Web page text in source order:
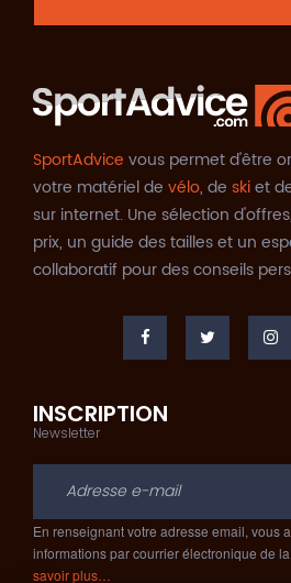
SportAdvice vous permet d'être
votre matériel de vélo, de skiet
sur internet. Une sélection
prix, un guide des tailles et un
collaboratif pour des conseils
INSCRIPTION
Newsletter
En renseignant votre adresse email, vous
informations par courrier électronique de
savoir plus…